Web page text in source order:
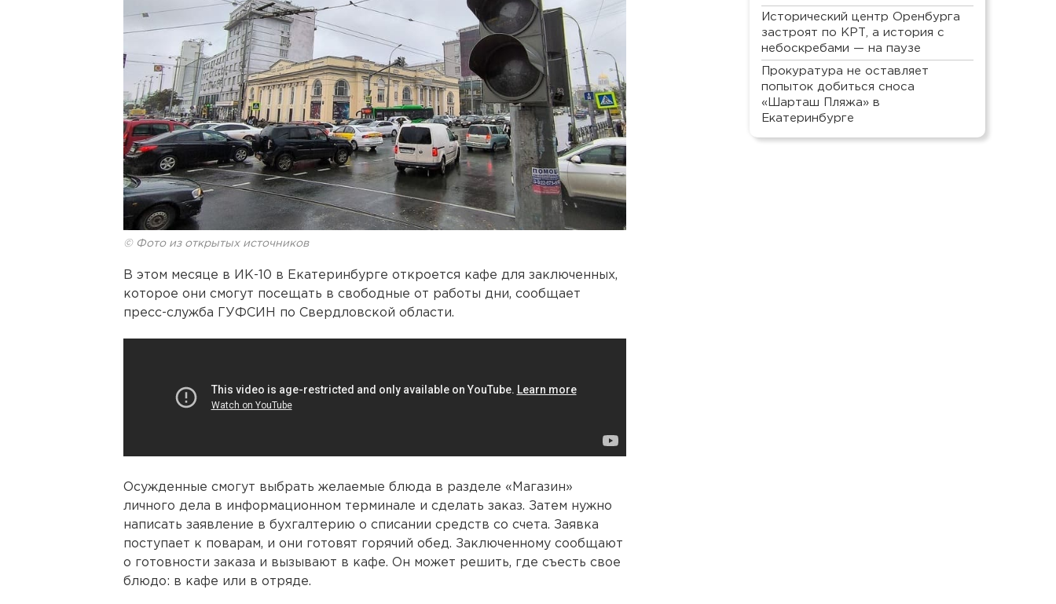
© Фото из открытых источников
В этом месяце в ИК-10 в Екатеринбурге откроется кафе для заключенных,
которое они смогут посещать в свободные от работы дни, сообщает
пресс-служба ГУФСИН по Свердловской области.
Осужденные смогут выбрать желаемые блюда в разделе «Магазин»
личного дела в информационном терминале и сделать заказ. Затем нужно
написать заявление в бухгалтерию о списании средств со счета. Заявка
поступает к поварам, и они готовят горячий обед. Заключенному сообщают
о готовности заказа и вызывают в кафе. Он может решить, где съесть свое
блюдо: в кафе или в отряде.
Исторический центр Оренбурга
застроят по КРТ, а история с
небоскребами — на паузе
Прокуратура не оставляет
попыток добиться сноса
«Шарташ Пляжа» в
Екатеринбурге